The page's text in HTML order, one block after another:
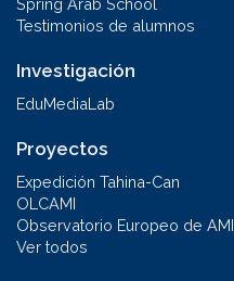
Spring Arab School
Testimonios de alumnos
Investigación
EduMediaLab
Proyectos
Expedición Tahina-Can
OLCAMI
Observatorio Europeo de AMI
Ver todos